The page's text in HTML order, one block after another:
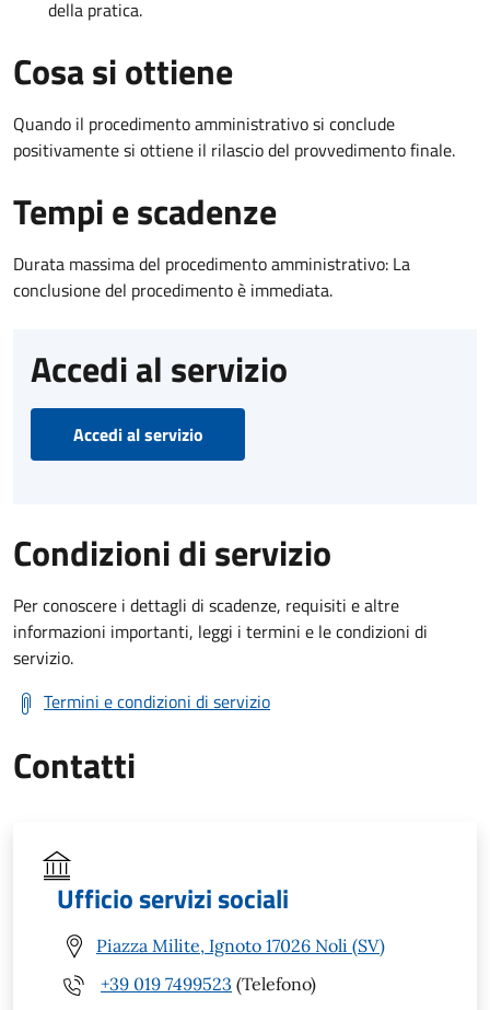
della pratica.
Cosa si ottiene
Quando il procedimento amministrativo si conclude
positivamente si ottiene il rilascio del provvedimento finale.
Tempi e scadenze
Durata massima del procedimento amministrativo: La
conclusione del procedimento è immediata.
Accedi al servizio
Accedi al servizio
Condizioni di servizio
Per conoscere i dettagli di scadenze, requisiti e altre
informazioni importanti, leggi i termini e le condizioni di
servizio.
Termini e condizioni di servizio
Contatti
Ufficio servizi sociali
Piazza Milite, Ignoto 17026 Noli (SV)
+39 019 7499523 (Telefono)